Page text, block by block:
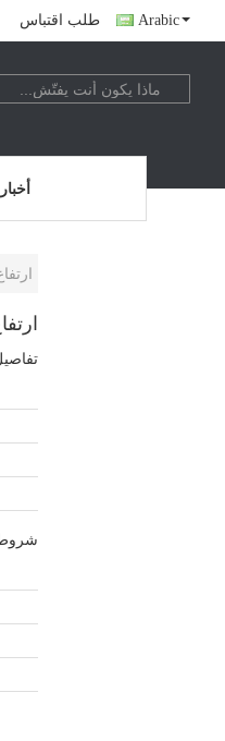
طلب اقتباس Arabic
أخبار